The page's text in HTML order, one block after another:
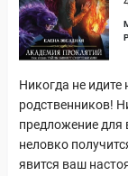
Никогда не
родственников!
предложение для
неловко
явится ваш